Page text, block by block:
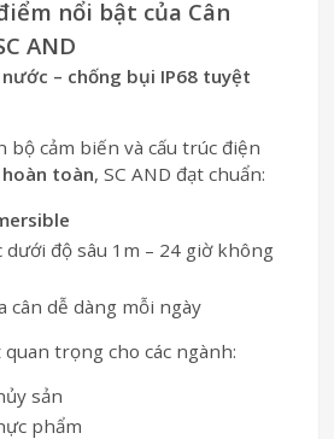
nổi bật của Cân
AND
– chống bụi IP68 tuyệt
cảm biến và cấu trúc điện
toàn, SC AND đạt chuẩn:
dưới độ sâu 1m – 24 giờ không
cân dễ dàng mỗi ngày
trọng cho các ngành:
sản
phẩm